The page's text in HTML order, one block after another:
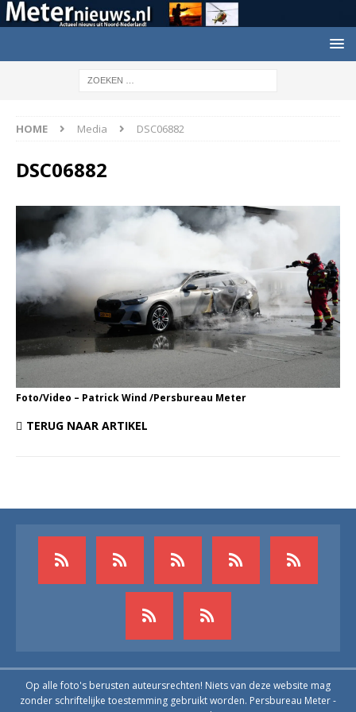
HOME Media DSC06882
DSC06882
Foto/Video – Patrick Wind /Persbureau Meter
TERUG NAAR ARTIKEL
Op alle foto's berusten auteursrechten! Niets van deze website mag
zonder schriftelijke toestemming gebruikt worden. Persbureau Meter -